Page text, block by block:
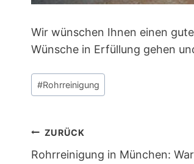
Wir wünschen Ihnen einen
Wünsche in Erfüllung gehen
Schlagworte:
#Rohrreinigung
ZURÜCK
Rohrreinigung in München: